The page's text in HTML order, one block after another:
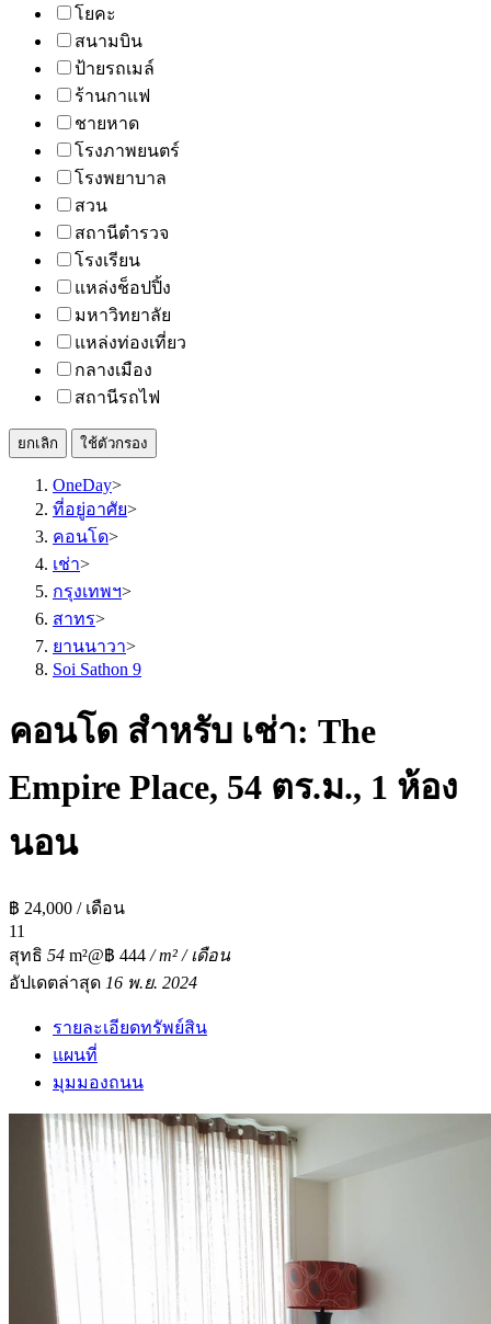
โยคะ
สนามบิน
ป้ายรถเมล์
ร้านกาแฟ
ชายหาด
โรงภาพยนตร์
โรงพยาบาล
สวน
สถานีตำรวจ
โรงเรียน
แหล่งช็อปปิ้ง
มหาวิทยาลัย
แหล่งท่องเที่ยว
กลางเมือง
สถานีรถไฟ
ยกเลิก ใช้ตัวกรอง
OneDay>
ที่อยู่อาศัย>
คอนโด>
เช่า>
กรุงเทพฯ>
สาทร>
ยานนาวา>
Soi Sathon 9
คอนโด สำหรับ เช่า: The
Empire Place, 54 ตร.ม., 1 ห้อง
นอน
฿ 24,000 / เดือน
11
สุทธิ 54 m²@฿ 444 / m² / เดือน
อัปเดตล่าสุด 16 พ.ย. 2024
รายละเอียดทรัพย์สิน
แผนที่
มุมมองถนน